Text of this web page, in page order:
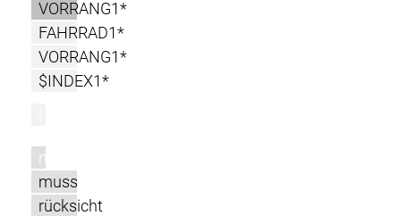
VORRANG1*
FAHRRAD1*
VORRANG1*
$INDEX1*
m
muss
rücksicht